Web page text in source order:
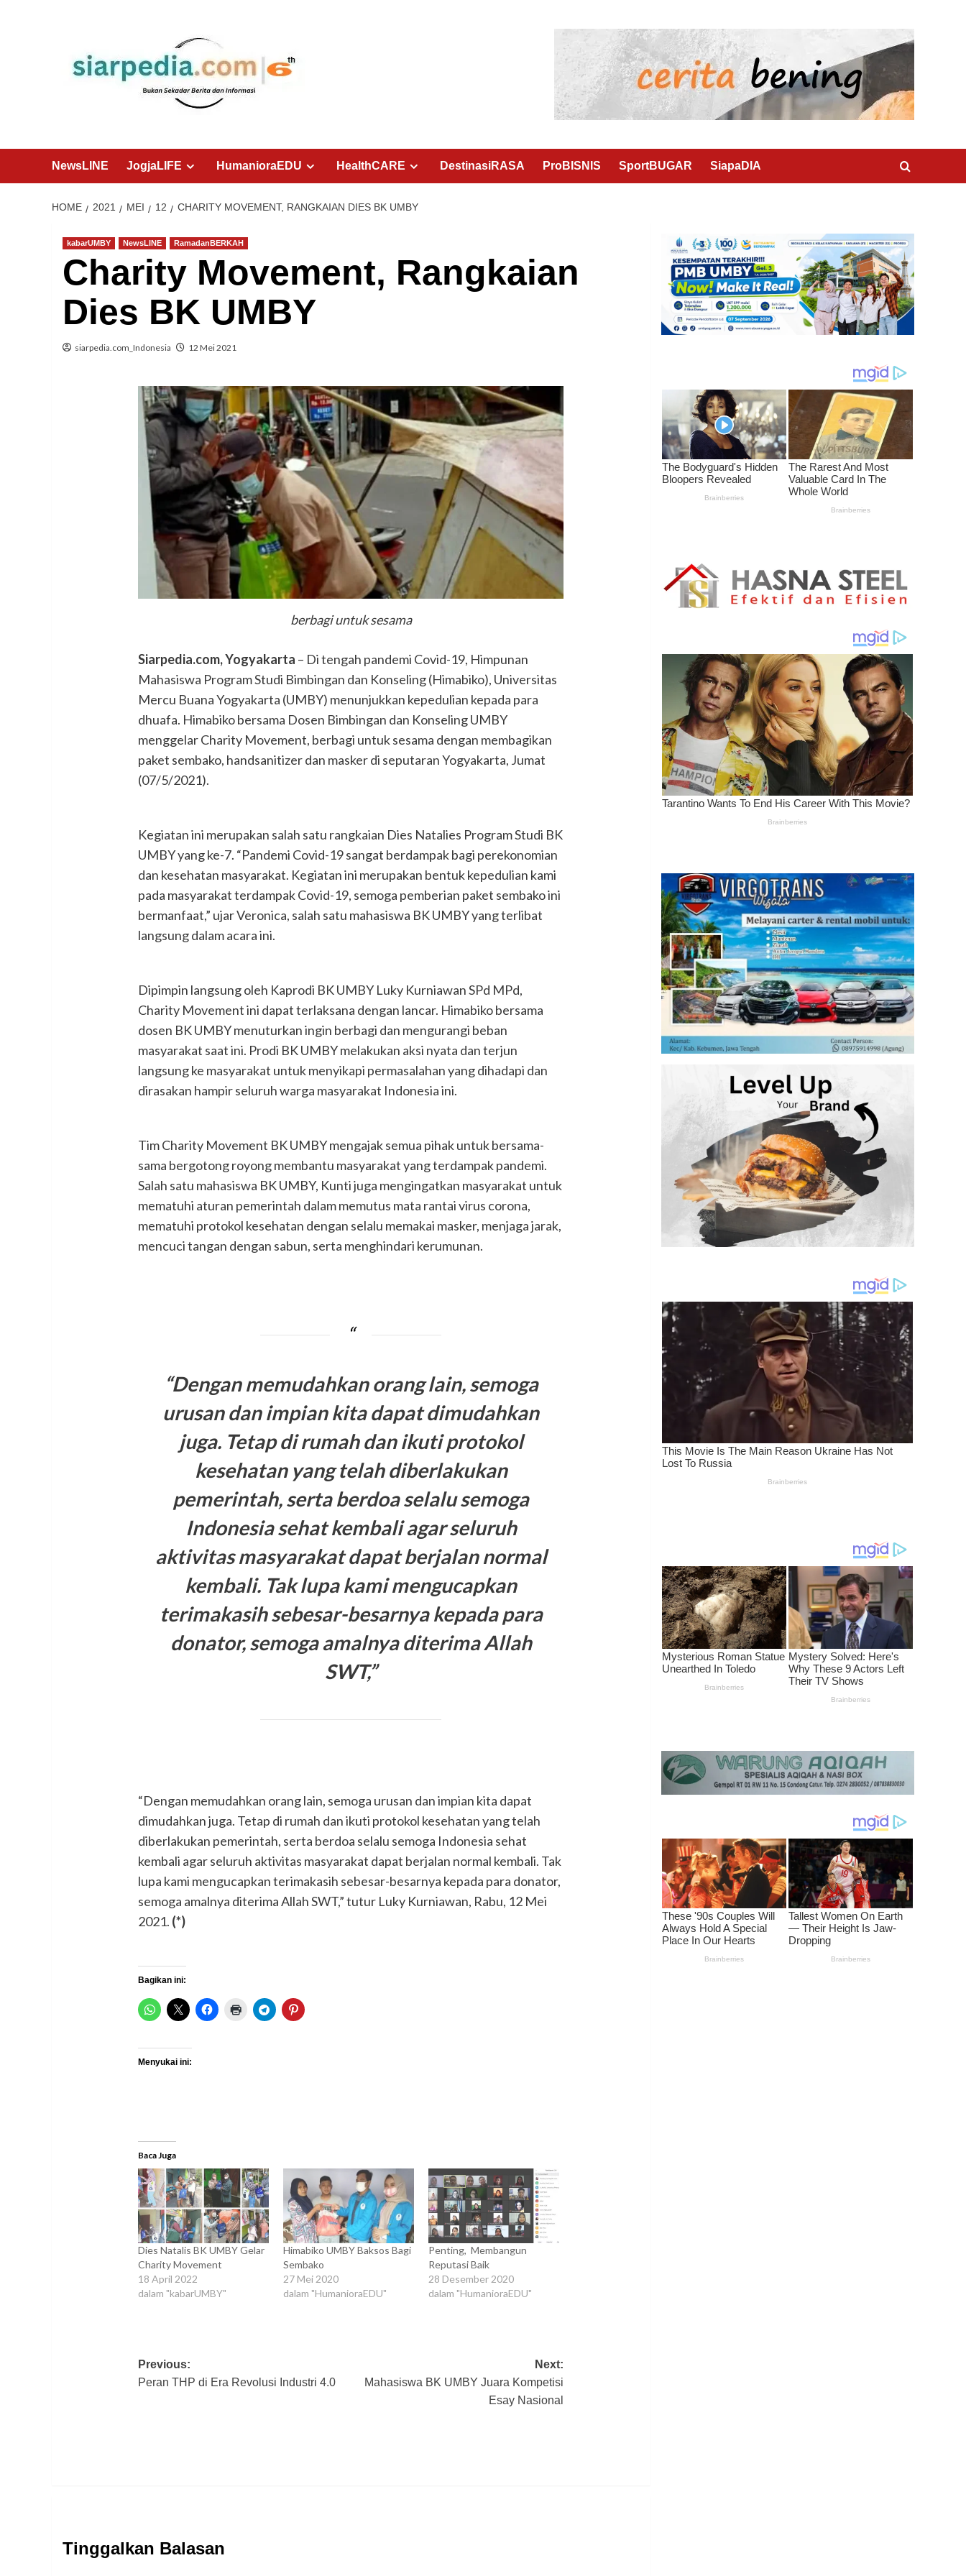
NewsLINE JogjaLIFE HumanioraEDU HealthCARE DestinasiRASA ProBISNIS SportBUGAR SiapaDIA
HOME 2021 MEI 12 CHARITY MOVEMENT, RANGKAIAN DIES BK UMBY
kabarUMBY NewsLINE RamadanBERKAH
Charity Movement, Rangkaian
Dies BK UMBY
siarpedia.com_Indonesia 12 Mei 2021
berbagi untuk sesama
Siarpedia.com, Yogyakarta – Di tengah pandemi Covid-19, Himpunan
Mahasiswa Program Studi Bimbingan dan Konseling (Himabiko), Universitas
Mercu Buana Yogyakarta (UMBY) menunjukkan kepedulian kepada para
dhuafa. Himabiko bersama Dosen Bimbingan dan Konseling UMBY
menggelar Charity Movement, berbagi untuk sesama dengan membagikan
paket sembako, handsanitizer dan masker di seputaran Yogyakarta, Jumat
(07/5/2021).
Kegiatan ini merupakan salah satu rangkaian Dies Natalies Program Studi BK
UMBY yang ke-7. “Pandemi Covid-19 sangat berdampak bagi perekonomian
dan kesehatan masyarakat. Kegiatan ini merupakan bentuk kepedulian kami
pada masyarakat terdampak Covid-19, semoga pemberian paket sembako ini
bermanfaat,” ujar Veronica, salah satu mahasiswa BK UMBY yang terlibat
langsung dalam acara ini.
Dipimpin langsung oleh Kaprodi BK UMBY Luky Kurniawan SPd MPd,
Charity Movement ini dapat terlaksana dengan lancar. Himabiko bersama
dosen BK UMBY menuturkan ingin berbagi dan mengurangi beban
masyarakat saat ini. Prodi BK UMBY melakukan aksi nyata dan terjun
langsung ke masyarakat untuk menyikapi permasalahan yang dihadapi dan
dirasakan hampir seluruh warga masyarakat Indonesia ini.
Tim Charity Movement BK UMBY mengajak semua pihak untuk bersama-
sama bergotong royong membantu masyarakat yang terdampak pandemi.
Salah satu mahasiswa BK UMBY, Kunti juga mengingatkan masyarakat untuk
mematuhi aturan pemerintah dalam memutus mata rantai virus corona,
mematuhi protokol kesehatan dengan selalu memakai masker, menjaga jarak,
mencuci tangan dengan sabun, serta menghindari kerumunan.
“Dengan memudahkan orang lain, semoga
urusan dan impian kita dapat dimudahkan
juga. Tetap di rumah dan ikuti protokol
kesehatan yang telah diberlakukan
pemerintah, serta berdoa selalu semoga
Indonesia sehat kembali agar seluruh
aktivitas masyarakat dapat berjalan normal
kembali. Tak lupa kami mengucapkan
terimakasih sebesar-besarnya kepada para
donator, semoga amalnya diterima Allah
SWT,”
“Dengan memudahkan orang lain, semoga urusan dan impian kita dapat
dimudahkan juga. Tetap di rumah dan ikuti protokol kesehatan yang telah
diberlakukan pemerintah, serta berdoa selalu semoga Indonesia sehat
kembali agar seluruh aktivitas masyarakat dapat berjalan normal kembali. Tak
lupa kami mengucapkan terimakasih sebesar-besarnya kepada para donator,
semoga amalnya diterima Allah SWT,” tutur Luky Kurniawan, Rabu, 12 Mei
2021. (*)
Bagikan ini:
Menyukai ini:
Baca Juga
Dies Natalis BK UMBY Gelar
Charity Movement
18 April 2022
dalam "kabarUMBY"
Himabiko UMBY Baksos Bagi
Sembako
27 Mei 2020
dalam "HumanioraEDU"
Penting, Membangun
Reputasi Baik
28 Desember 2020
dalam "HumanioraEDU"
Post
navigation
Previous:
Peran THP di Era Revolusi Industri 4.0
Next:
Mahasiswa BK UMBY Juara Kompetisi
Esay Nasional
Tinggalkan Balasan